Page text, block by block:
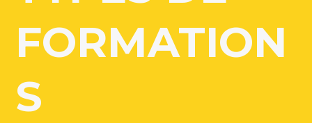
FORMATION
S